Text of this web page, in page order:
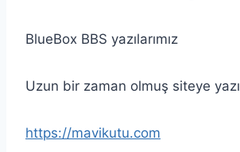
BlueBox BBS yazılarımız
Uzun bir zaman olmuş siteye
https://mavikutu.com